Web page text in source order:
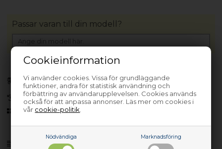
Cookieinformation
Vi använder cookies. Vissa för grundläggande
funktioner, andra för statistisk användning och
förbättring av användarupplevelsen. Cookies används
också för att anpassa annonser. Läs mer om cookies i
vår cookie-politik
Nödvändiga Marknadsföring
Produktinfo
Förhandsbeställa
(Lev. 3-5 arbetsdagar.Läs mer )
30 dagars returrätt
Sedan 2006
Passar varan till din modell?